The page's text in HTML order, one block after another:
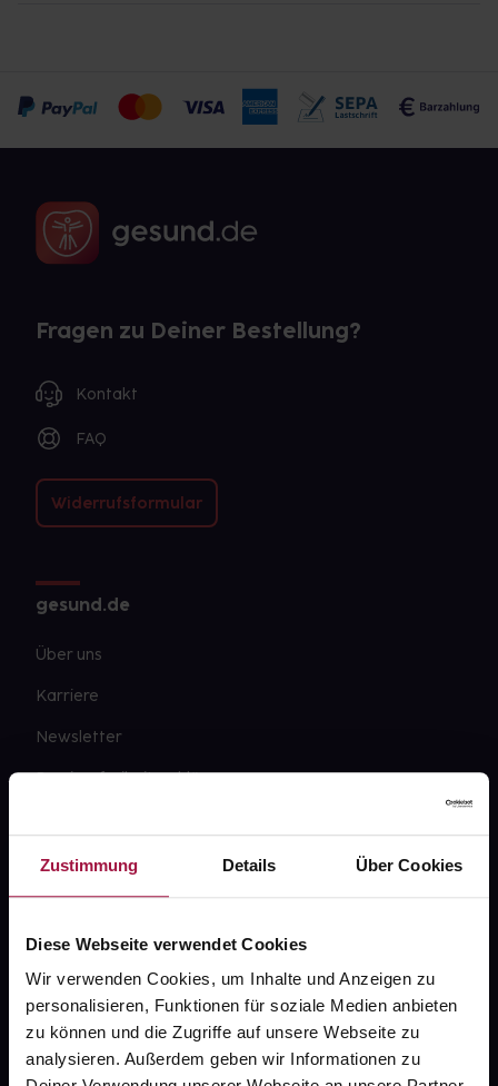
Zustimmung Details Über Cookies
Diese Webseite verwendet Cookies
Wir verwenden Cookies, um Inhalte und Anzeigen zu
personalisieren, Funktionen für soziale Medien anbieten
zu können und die Zugriffe auf unsere Webseite zu
analysieren. Außerdem geben wir Informationen zu
Fragen zu Deiner Bestellung?
Kontakt
FAQ
Widerrufsformular
gesund.de
Über uns
Karriere
Newsletter
Barrierefreiheitserklärung
gesund-versorger.de
Sanitätshäuser
Datenschutz
AGB
Impressum